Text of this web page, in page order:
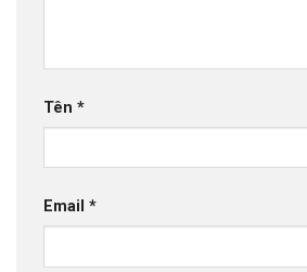
Tên *
Email *